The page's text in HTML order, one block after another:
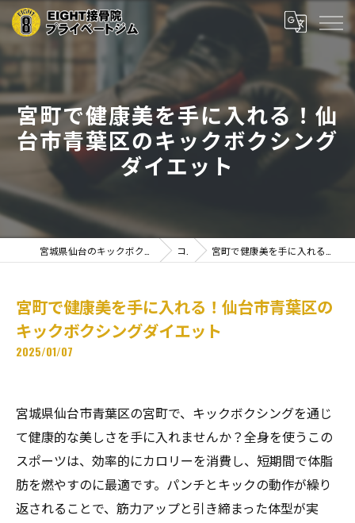
宮町で健康美を手に入れる！仙
台市青葉区のキックボクシング
ダイエット
コラム 宮町で健康美を手に入れる！仙台市青葉区のキックボクシングダイエット
宮町で健康美を手に入れる！仙台市青葉区の
キックボクシングダイエット
2025/01/07
宮城県仙台市青葉区の宮町で、キックボクシングを通じ
て健康的な美しさを手に入れませんか？全身を使うこの
スポーツは、効率的にカロリーを消費し、短期間で体脂
肪を燃やすのに最適です。パンチとキックの動作が繰り
返されることで、筋力アップと引き締まった体型が実